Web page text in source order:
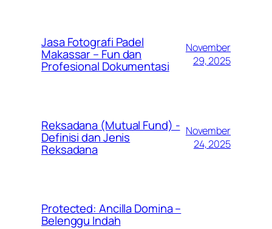
Jasa Fotografi Padel
Makassar – Fun dan
Profesional Dokumentasi
November
29, 2025
Reksadana (Mutual Fund) -
Definisi dan Jenis
Reksadana
November
24, 2025
Protected: Ancilla Domina –
Belenggu Indah